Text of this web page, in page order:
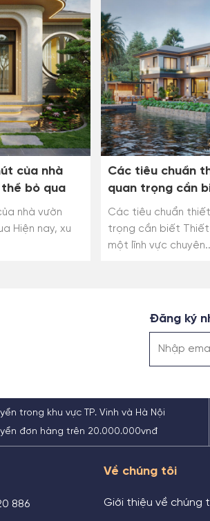
của nhà
thể bỏ qua
nhà vườn
Hiện nay, xu
Các tiêu chuẩn
quan trọng cần
Các tiêu chuẩn
trọng cần biết Thiết
một lĩnh vực
Đăng ký
trong khu vực TP. Vinh và Hà Nội
đơn hàng trên 20.000.000vnđ
886
Về chúng tôi
Giới thiệu về chúng